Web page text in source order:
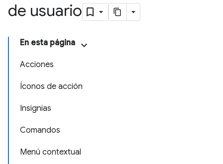
de usuario
En esta página
Acciones
Íconos de acción
Insignias
Comandos
Menú contextual